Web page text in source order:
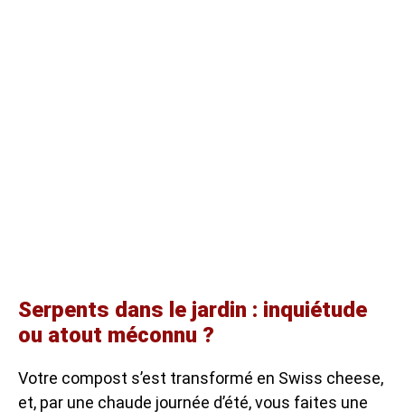
Serpents dans le jardin : inquiétude
ou atout méconnu ?
Votre compost s’est transformé en Swiss cheese,
et, par une chaude journée d’été, vous faites une